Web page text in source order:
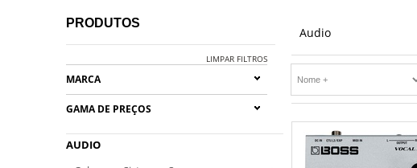
PRODUTOS
LIMPAR FILTROS
MARCA
GAMA DE PREÇOS
AUDIO
Audio